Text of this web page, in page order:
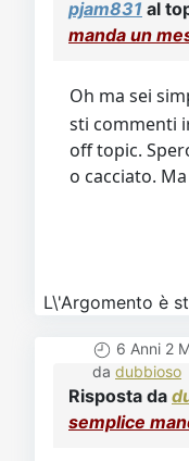
pjam831 al
manda un
Oh ma sei
sti commenti
off topic.
o cacciato.
L\'Argomento è
6 Anni 2
da dubbioso
Risposta da
semplice